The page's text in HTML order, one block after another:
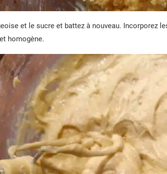
et le sucre et battez à nouveau. Incorporez
homogène.